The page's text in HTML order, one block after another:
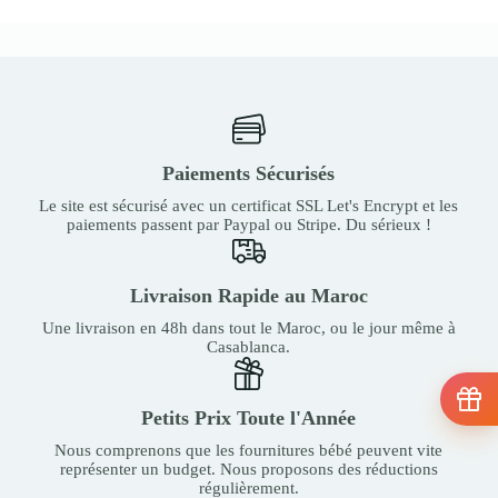
Paiements Sécurisés
Le site est sécurisé avec un certificat SSL Let's Encrypt et les
paiements passent par Paypal ou Stripe. Du sérieux !
Livraison Rapide au Maroc
Une livraison en 48h dans tout le Maroc, ou le jour même à
Casablanca.
Petits Prix Toute l'Année
Nous comprenons que les fournitures bébé peuvent vite
représenter un budget. Nous proposons des réductions
régulièrement.